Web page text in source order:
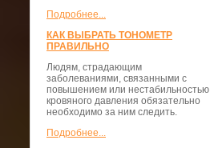
Подробнее...
КАК ВЫБРАТЬ ТОНОМЕТР
ПРАВИЛЬНО
Людям, страдающим
заболеваниями, связанными с
повышением или нестабильностью
кровяного давления обязательно
необходимо за ним следить.
Подробнее...